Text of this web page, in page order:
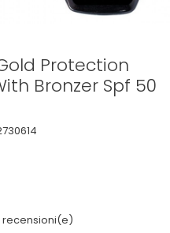
Protection
Bronzer Spf 50
recensioni(e)